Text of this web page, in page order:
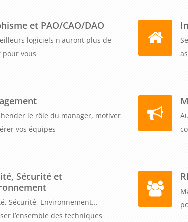
et PAO/CAO/DAO
logiciels n'auront plus de
pour vous
le rôle du manager, motiver
vos équipes
Sécurité et
Sécurité, Environnement...
l’ensemble des techniques